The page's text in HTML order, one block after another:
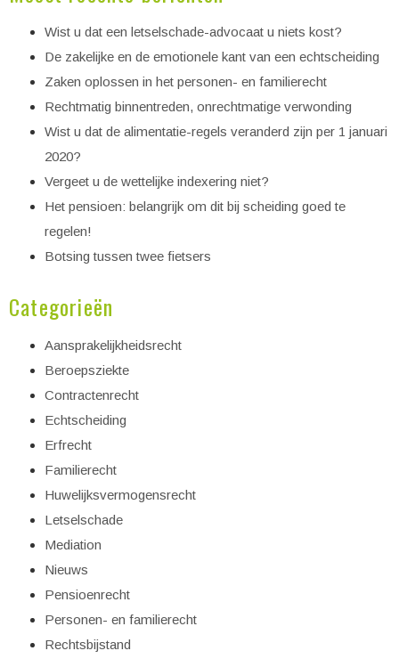
Wist u dat een letselschade-advocaat u niets kost?
De zakelijke en de emotionele kant van een echtscheiding
Zaken oplossen in het personen- en familierecht
Rechtmatig binnentreden, onrechtmatige verwonding
Wist u dat de alimentatie-regels veranderd zijn per 1 januari
2020?
Vergeet u de wettelijke indexering niet?
Het pensioen: belangrijk om dit bij scheiding goed te
regelen!
Botsing tussen twee fietsers
Categorieën
Aansprakelijkheidsrecht
Beroepsziekte
Contractenrecht
Echtscheiding
Erfrecht
Familierecht
Huwelijksvermogensrecht
Letselschade
Mediation
Nieuws
Pensioenrecht
Personen- en familierecht
Rechtsbijstand